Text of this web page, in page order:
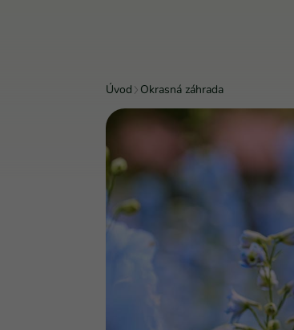
Úvod Okrasná záhrada